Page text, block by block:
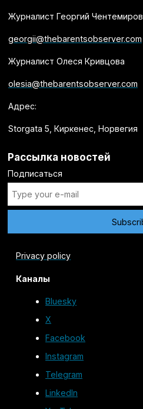
Журналист Георгий Чентемиров
georgii@thebarentsobserver.com
Журналист Олеся Кривцова
olesia@thebarentsobserver.com
Адрес:
Storgata 5, Киркенес, Норвегия
Рассылка новостей
Подписаться
Privacy policy
Каналы
Bluesky
X
Facebook
Instagram
Telegram
LinkedIn